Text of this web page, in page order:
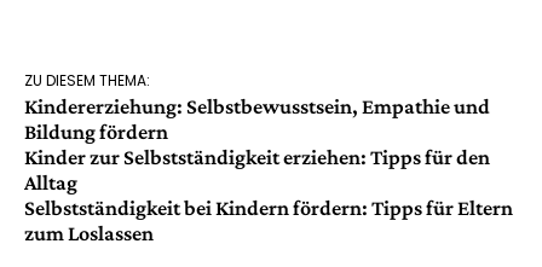
ZU DIESEM THEMA:
Kindererziehung: Selbstbewusstsein, Empathie und
Bildung fördern
Kinder zur Selbstständigkeit erziehen: Tipps für den
Alltag
Selbstständigkeit bei Kindern fördern: Tipps für Eltern
zum Loslassen